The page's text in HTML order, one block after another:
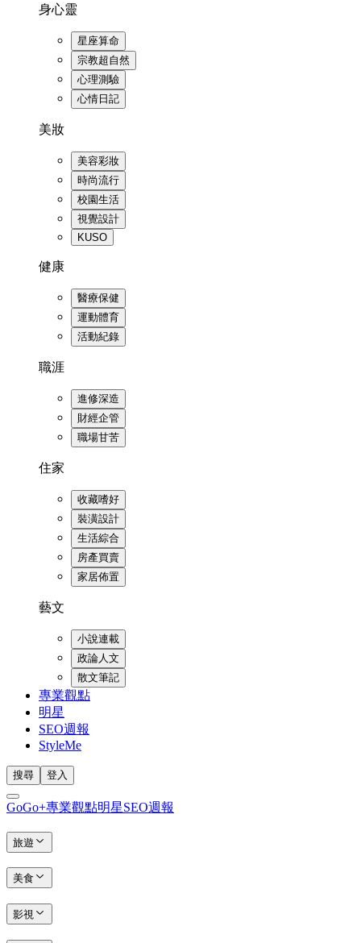
身心靈
星座算命
宗教超自然
心理測驗
心情日記
美妝
美容彩妝
時尚流行
校園生活
視覺設計
KUSO
健康
醫療保健
運動體育
活動紀錄
職涯
進修深造
財經企管
職場甘苦
住家
收藏嗜好
裝潢設計
生活綜合
房產買賣
家居佈置
藝文
小說連載
政論人文
散文筆記
專業觀點
明星
SEO週報
StyleMe
搜尋 登入
GoGo+專業觀點明星SEO週報
旅遊
美食
影視